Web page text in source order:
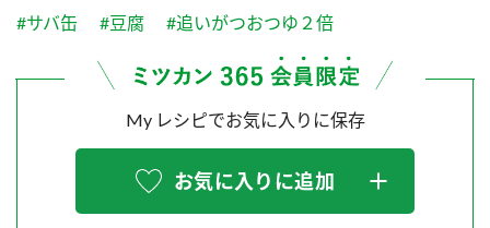
ふりかけ おすしの素
炊き込みご飯の素 米飯用調味液
つゆ
納豆のサイト
水の文化センター（アーカイブ）
ZENB initiative
MIM（ミツカンミュージアム）
お客様相談センター
お客様の声をいかしました
販売終了製品のご案内
#サバ缶 #豆腐 #追いがつおつゆ２倍
My レシピでお気に入りに保存
お気に入りに追加